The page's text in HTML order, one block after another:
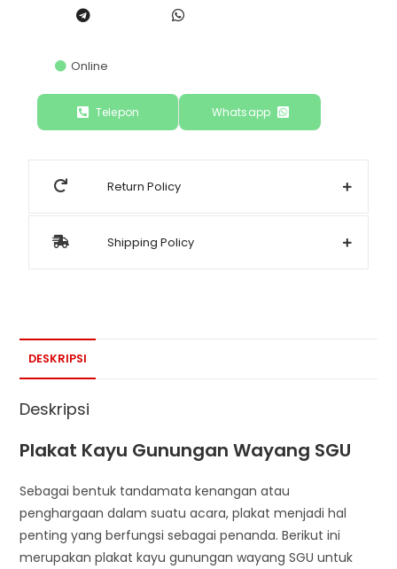
Online
Telepon Whatsapp
Return Policy
Shipping Policy
DESKRIPSI
Deskripsi
Plakat Kayu Gunungan Wayang SGU
Sebagai bentuk tandamata kenangan atau
penghargaan dalam suatu acara, plakat menjadi hal
penting yang berfungsi sebagai penanda. Berikut ini
merupakan plakat kayu gunungan wayang SGU untuk